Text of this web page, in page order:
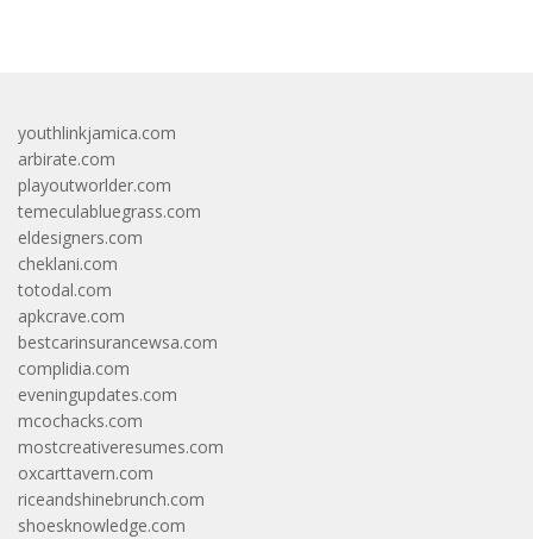
youthlinkjamica.com
arbirate.com
playoutworlder.com
temeculabluegrass.com
eldesigners.com
cheklani.com
totodal.com
apkcrave.com
bestcarinsurancewsa.com
complidia.com
eveningupdates.com
mcochacks.com
mostcreativeresumes.com
oxcarttavern.com
riceandshinebrunch.com
shoesknowledge.com